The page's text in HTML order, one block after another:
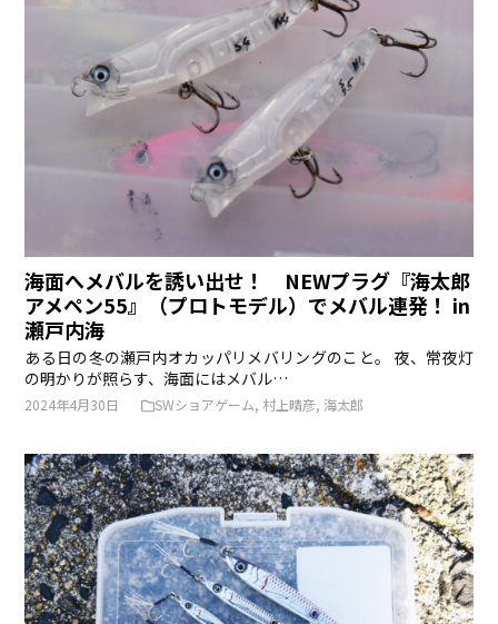
海面へメバルを誘い出せ！ NEWプラグ『海太郎
アメペン55』（プロトモデル）でメバル連発！ in
瀬戸内海
ある日の冬の瀬戸内オカッパリメバリングのこと。 夜、常夜灯
の明かりが照らす、海面にはメバル…
2024年4月30日 SWショアゲーム, 村上晴彦,海太郎